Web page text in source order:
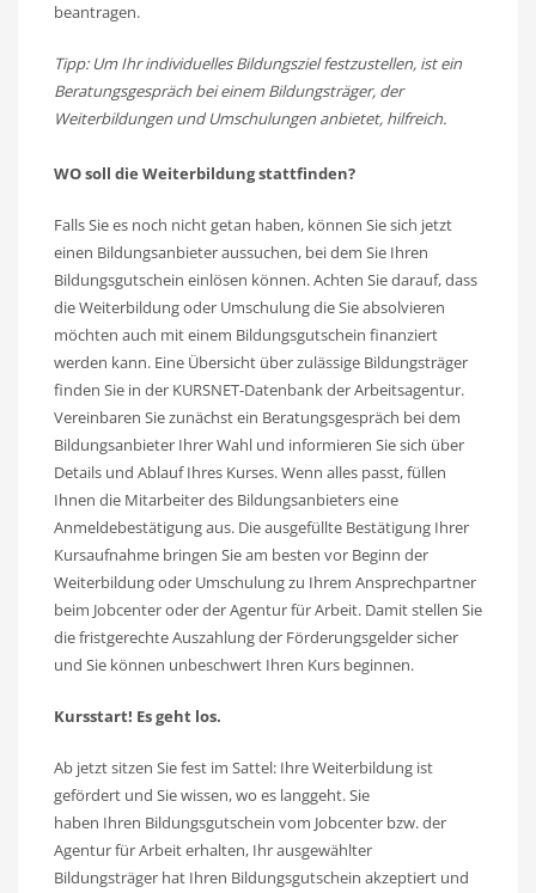
beantragen.
Tipp: Um Ihr individuelles Bildungsziel festzustellen, ist ein
Beratungsgespräch bei einem Bildungsträger, der
Weiterbildungen und Umschulungen anbietet, hilfreich.
WO soll die Weiterbildung stattfinden?
Falls Sie es noch nicht getan haben, können Sie sich jetzt
einen Bildungsanbieter aussuchen, bei dem Sie Ihren
Bildungsgutschein einlösen können. Achten Sie darauf, dass
die Weiterbildung oder Umschulung die Sie absolvieren
möchten auch mit einem Bildungsgutschein finanziert
werden kann. Eine Übersicht über zulässige Bildungsträger
finden Sie in der KURSNET-Datenbank der Arbeitsagentur.
Vereinbaren Sie zunächst ein Beratungsgespräch bei dem
Bildungsanbieter Ihrer Wahl und informieren Sie sich über
Details und Ablauf Ihres Kurses. Wenn alles passt, füllen
Ihnen die Mitarbeiter des Bildungsanbieters eine
Anmeldebestätigung aus. Die ausgefüllte Bestätigung Ihrer
Kursaufnahme bringen Sie am besten vor Beginn der
Weiterbildung oder Umschulung zu Ihrem Ansprechpartner
beim Jobcenter oder der Agentur für Arbeit. Damit stellen Sie
die fristgerechte Auszahlung der Förderungsgelder sicher
und Sie können unbeschwert Ihren Kurs beginnen.
Kursstart! Es geht los.
Ab jetzt sitzen Sie fest im Sattel: Ihre Weiterbildung ist
gefördert und Sie wissen, wo es langgeht. Sie
haben Ihren Bildungsgutschein vom Jobcenter bzw. der
Agentur für Arbeit erhalten, Ihr ausgewählter
Bildungsträger hat Ihren Bildungsgutschein akzeptiert und